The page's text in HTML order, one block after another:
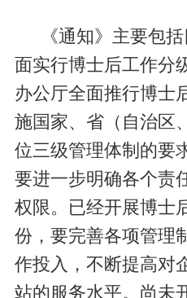
《通知》主要包
面实行博士后工作分
办公厅全面推行博士
施国家、省（自治区
位三级管理体制的要
要进一步明确各个责
权限。已经开展博士
份，要完善各项管理
作投入，不断提高对
站的服务水平。尚未